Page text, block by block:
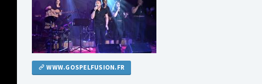
WWW.GOSPELFUSION.FR